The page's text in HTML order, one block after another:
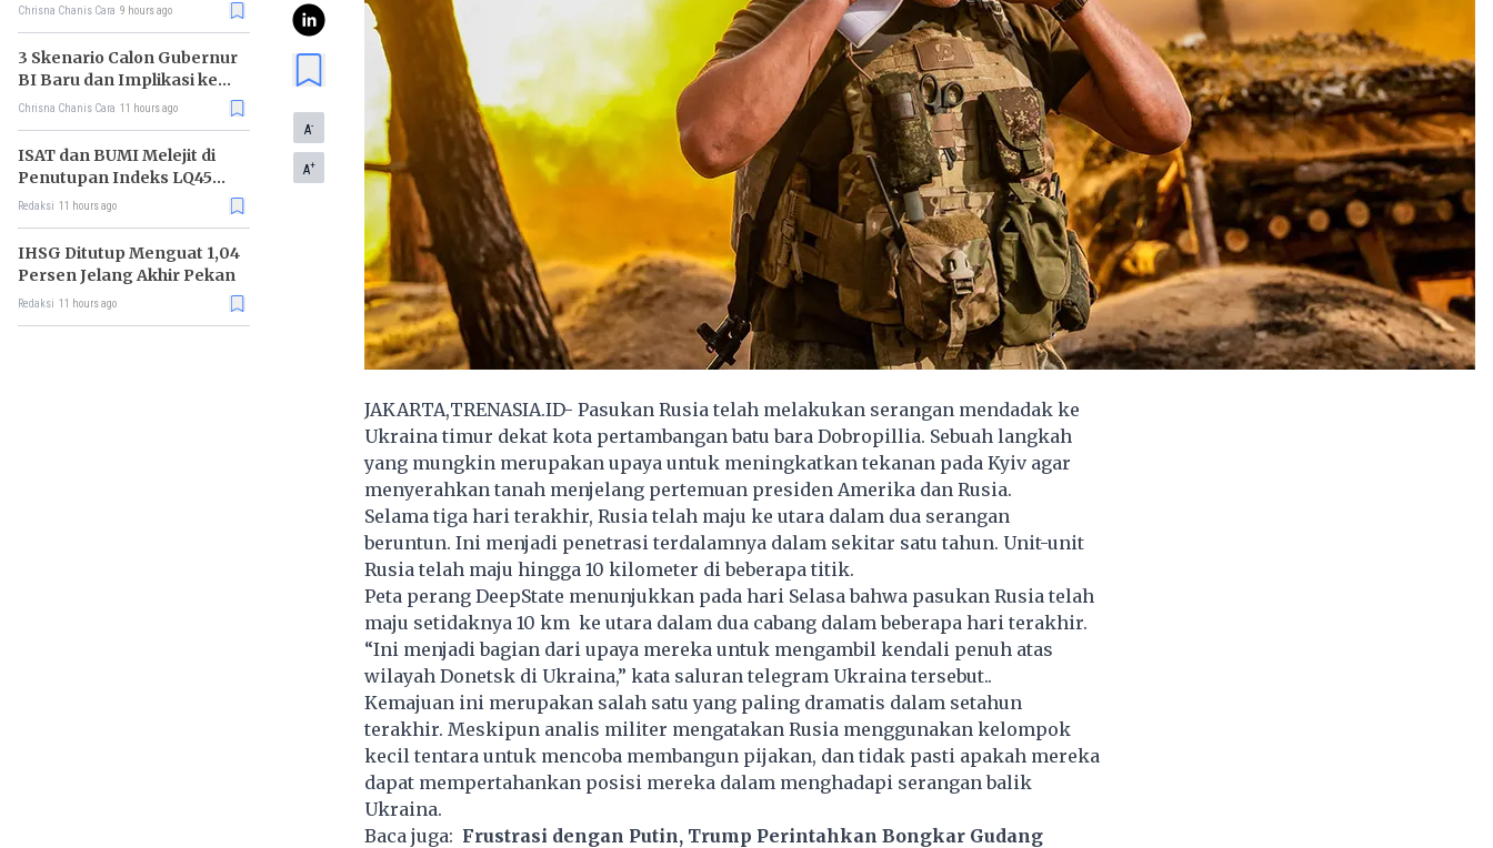
Paramount Petals Kian
Chrisna Chanis Cara 9 hours ago
3 Skenario Calon Gubernur
BI Baru dan Implikasi ke
Pasar
Chrisna Chanis Cara 11 hours ago
ISAT dan BUMI Melejit di
Penutupan Indeks LQ45
Hari Ini
Redaksi 11 hours ago
IHSG Ditutup Menguat 1,04
Persen Jelang Akhir Pekan
Redaksi 11 hours ago
A-
A+
JAKARTA,TRENASIA.ID- Pasukan Rusia telah melakukan serangan mendadak ke
Ukraina timur dekat kota pertambangan batu bara Dobropillia. Sebuah langkah
yang mungkin merupakan upaya untuk meningkatkan tekanan pada Kyiv agar
menyerahkan tanah menjelang pertemuan presiden Amerika dan Rusia.
Selama tiga hari terakhir, Rusia telah maju ke utara dalam dua serangan
beruntun. Ini menjadi penetrasi terdalamnya dalam sekitar satu tahun. Unit-unit
Rusia telah maju hingga 10 kilometer di beberapa titik.
Peta perang DeepState menunjukkan pada hari Selasa bahwa pasukan Rusia telah
maju setidaknya 10 km ke utara dalam dua cabang dalam beberapa hari terakhir.
“Ini menjadi bagian dari upaya mereka untuk mengambil kendali penuh atas
wilayah Donetsk di Ukraina,” kata saluran telegram Ukraina tersebut..
Kemajuan ini merupakan salah satu yang paling dramatis dalam setahun
terakhir. Meskipun analis militer mengatakan Rusia menggunakan kelompok
kecil tentara untuk mencoba membangun pijakan, dan tidak pasti apakah mereka
dapat mempertahankan posisi mereka dalam menghadapi serangan balik
Ukraina.
Baca juga: Frustrasi dengan Putin, Trump Perintahkan Bongkar Gudang